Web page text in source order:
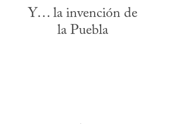
Y… la invención de
la Puebla